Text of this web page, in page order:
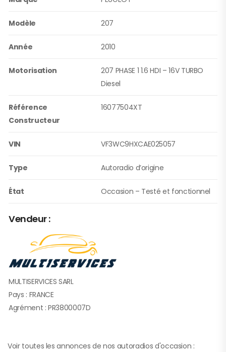
Modèle 207
Année 2010
Motorisation
207 PHASE 1 1.6 HDI – 16V TURBO
Diesel
Référence
Constructeur
16077504XT
VIN VF3WC9HXCAE025057
Type Autoradio d’origine
État Occasion – Testé et fonctionnel
Vendeur :
MULTISERVICES SARL
Pays : FRANCE
Agrément : PR3800007D
Voir toutes les annonces de nos autoradios d'occasion :